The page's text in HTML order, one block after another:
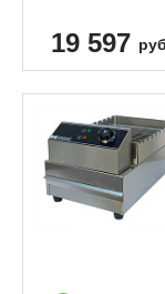
19 597